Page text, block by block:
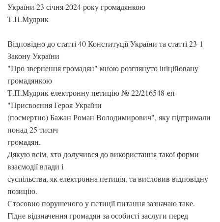
України 23 січня 2024 року громадянкою
Т.П.Мудрик
Відповідно до статті 40 Конституції України та статті 23-1
Закону України
"Про звернення громадян" мною розглянуто ініційовану
громадянкою
Т.П.Мудрик електронну петицію № 22/216548-еп
"Присвоєння Героя України
(посмертно) Бажан Роман Володимирович", яку підтримали
понад 25 тисяч
громадян.
Дякую всім, хто долучився до використання такої форми
взаємодії влади і
суспільства, як електронна петиція, та висловив відповідну
позицію.
Стосовно порушеного у петиції питання зазначаю таке.
Гідне відзначення громадян за особисті заслуги перед